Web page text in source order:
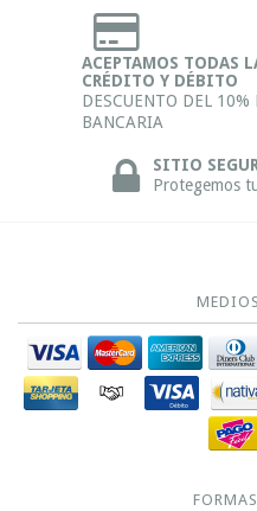
ACEPTAMOS TODAS
CRÉDITO Y DÉBITO
DESCUENTO DEL 10%
BANCARIA
SITIO
Protegemos